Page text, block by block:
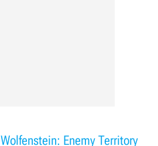
Wolfenstein: Enemy Territory